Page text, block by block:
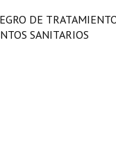
DE
SANITARIOS